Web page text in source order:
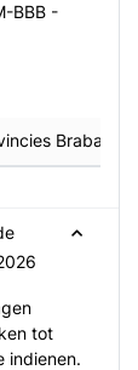
BBB -
Brabant
tot
indienen.